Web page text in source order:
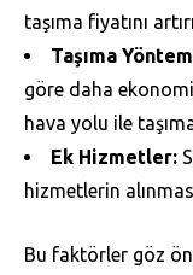
taşıma fiyatını
Taşıma
göre daha
hava yolu ile
Ek Hizmetler:
hizmetlerin
Bu faktörler göz